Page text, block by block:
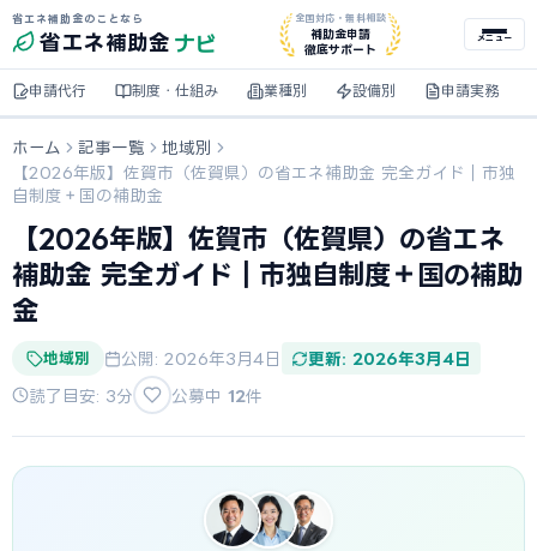
省エネ補助金のことなら
省エネ補助金 ナビ
全国対応・無料相談
補助金申請
徹底サポート
メニュー
申請代行 制度・仕組み 業種別 設備別 申請実務
ホーム 記事一覧
地域別
【2026年版】佐賀市（佐賀県）の省エネ補助金 完全ガイド｜市独
自制度＋国の補助金
【2026年版】佐賀市（佐賀県）の省エネ
補助金 完全ガイド｜市独自制度＋国の補助
金
地域別 公開: 2026年3月4日 更新: 2026年3月4日
読了目安: 3分 公募中 12件